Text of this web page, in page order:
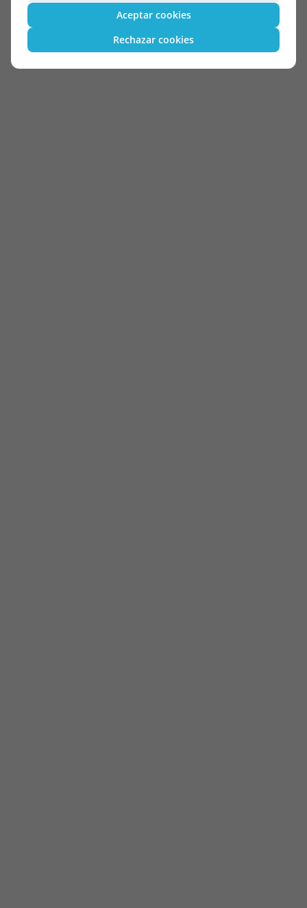
Aceptar cookies
Rechazar cookies